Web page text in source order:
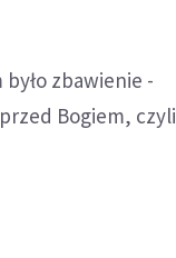
zbawienie -
Bogiem, czyli